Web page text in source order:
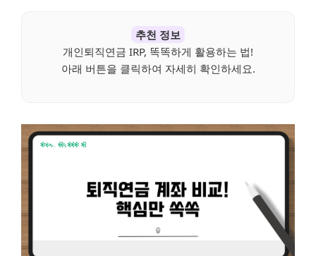
추천 정보
개인퇴직연금 IRP, 똑똑하게 활용하는 법!
아래 버튼을 클릭하여 자세히 확인하세요.